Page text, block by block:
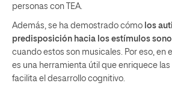
personas con TEA.
Además, se ha demostrado cómo los
predisposición hacia los estímulos
cuando estos son musicales. Por eso, en
es una herramienta útil que enriquece
facilita el desarrollo cognitivo.